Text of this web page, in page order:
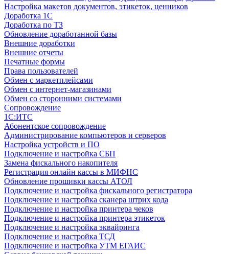
Настройка макетов документов, этикеток, ценников
Доработка 1С
Доработка по ТЗ
Обновление доработанной базы
Внешние доработки
Внешние отчеты
Печатные формы
Права пользователей
Обмен с маркетплейсами
Обмен с интернет-магазинами
Обмен со сторонними системами
Сопровождение
1C:ИТС
Абонентское сопровождение
Администрирование компьютеров и серверов
Настройка устройств и ПО
Подключение и настройка СБП
Замена фискального накопителя
Регистрация онлайн кассы в МИФНС
Обновление прошивки кассы АТОЛ
Подключение и настройка фискального регистратора
Подключение и настройка сканера штрих кода
Подключение и настройка принтера чеков
Подключение и настройка принтера этикеток
Подключение и настройка эквайринга
Подключение и настройка ТСД
Подключение и настройка УТМ ЕГАИС